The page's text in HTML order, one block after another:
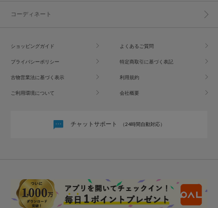
コーディネート
ショッピングガイド よくあるご質問
プライバシーポリシー 特定商取引に基づく表記
古物営業法に基づく表示 利用規約
ご利用環境について 会社概要
チャットサポート （24時間自動対応）